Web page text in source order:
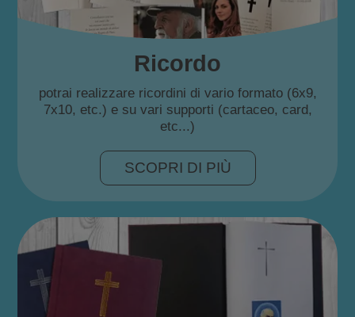
Ricordo
potrai realizzare ricordini di vario formato (6x9,
7x10, etc.) e su vari supporti (cartaceo, card,
etc...)
SCOPRI DI PIÙ